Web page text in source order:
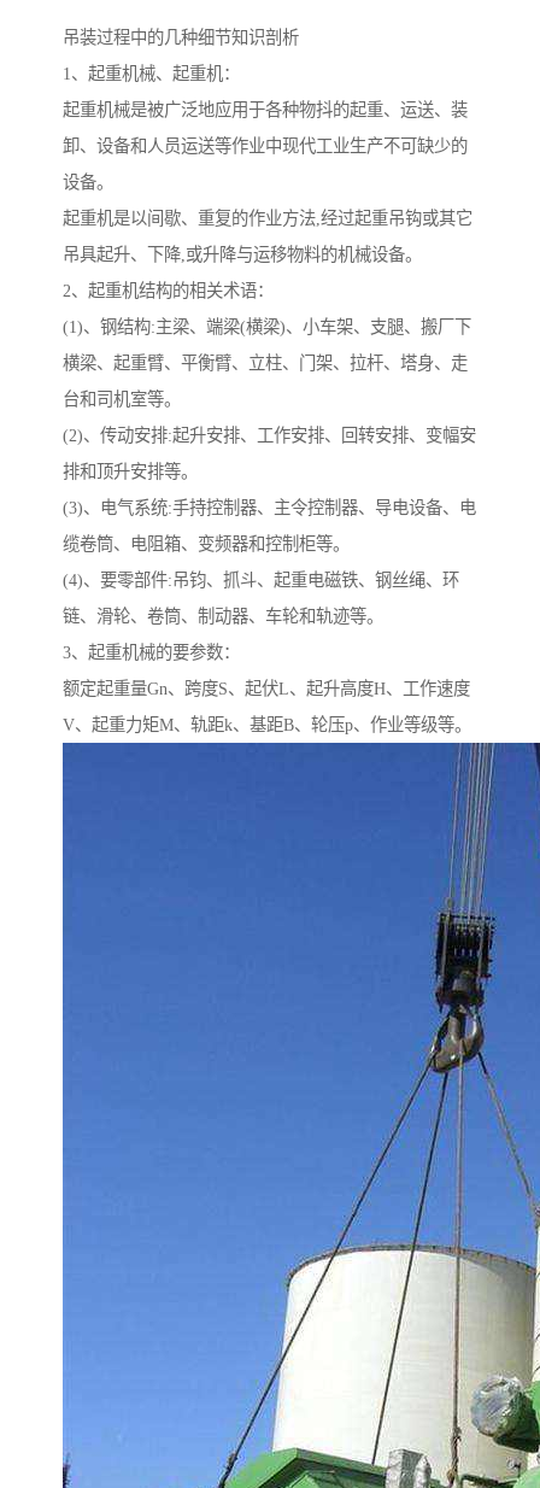
吊装过程中的几种细节知识剖析
1、起重机械、起重机：
起重机械是被广泛地应用于各种物抖的起重、运送、装
卸、设备和人员运送等作业中现代工业生产不可缺少的
设备。
起重机是以间歇、重复的作业方法,经过起重吊钩或其它
吊具起升、下降,或升降与运移物料的机械设备。
2、起重机结构的相关术语：
(1)、钢结构:主梁、端梁(横梁)、小车架、支腿、搬厂下
横梁、起重臂、平衡臂、立柱、门架、拉杆、塔身、走
台和司机室等。
(2)、传动安排:起升安排、工作安排、回转安排、变幅安
排和顶升安排等。
(3)、电气系统:手持控制器、主令控制器、导电设备、电
缆卷筒、电阻箱、变频器和控制柜等。
(4)、要零部件:吊钧、抓斗、起重电磁铁、钢丝绳、环
链、滑轮、卷筒、制动器、车轮和轨迹等。
3、起重机械的要参数：
额定起重量Gn、跨度S、起伏L、起升高度H、工作速度
V、起重力矩M、轨距k、基距B、轮压p、作业等级等。